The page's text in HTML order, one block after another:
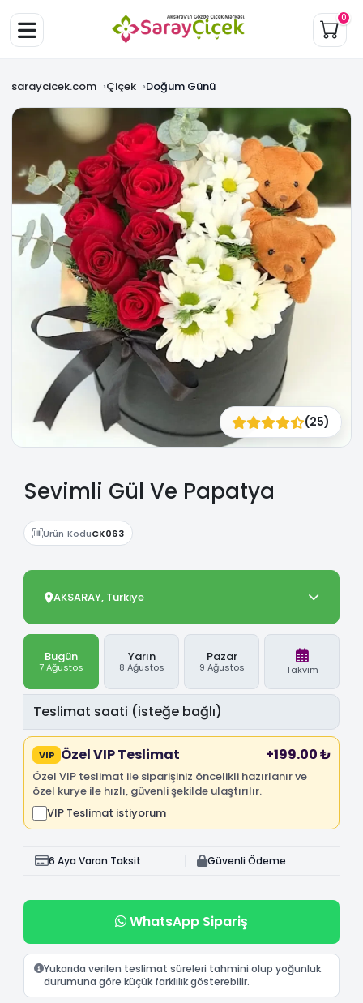
0
saraycicek.com Çiçek Doğum Günü
(25)
Sevimli Gül Ve Papatya
Ürün KoduCK063
AKSARAY, Türkiye
Bugün
7 Ağustos
Yarın
8 Ağustos
Pazar
9 Ağustos Takvim
VIP Özel VIP Teslimat +199.00 ₺
Özel VIP teslimat ile siparişiniz öncelikli hazırlanır ve
özel kurye ile hızlı, güvenli şekilde ulaştırılır.
VIP Teslimat istiyorum
6 Aya Varan Taksit Güvenli Ödeme
WhatsApp Sipariş
Yukarıda verilen teslimat süreleri tahmini olup yoğunluk
durumuna göre küçük farklılık gösterebilir.